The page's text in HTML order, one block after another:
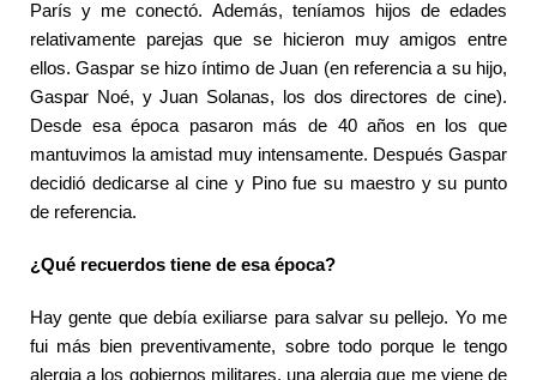
París y me conectó. Además, teníamos hijos de edades
relativamente parejas que se hicieron muy amigos entre
ellos. Gaspar se hizo íntimo de Juan (en referencia a su hijo,
Gaspar Noé, y Juan Solanas, los dos directores de cine).
Desde esa época pasaron más de 40 años en los que
mantuvimos la amistad muy intensamente. Después Gaspar
decidió dedicarse al cine y Pino fue su maestro y su punto
de referencia.
¿Qué recuerdos tiene de esa época?
Hay gente que debía exiliarse para salvar su pellejo. Yo me
fui más bien preventivamente, sobre todo porque le tengo
alergia a los gobiernos militares, una alergia que me viene de